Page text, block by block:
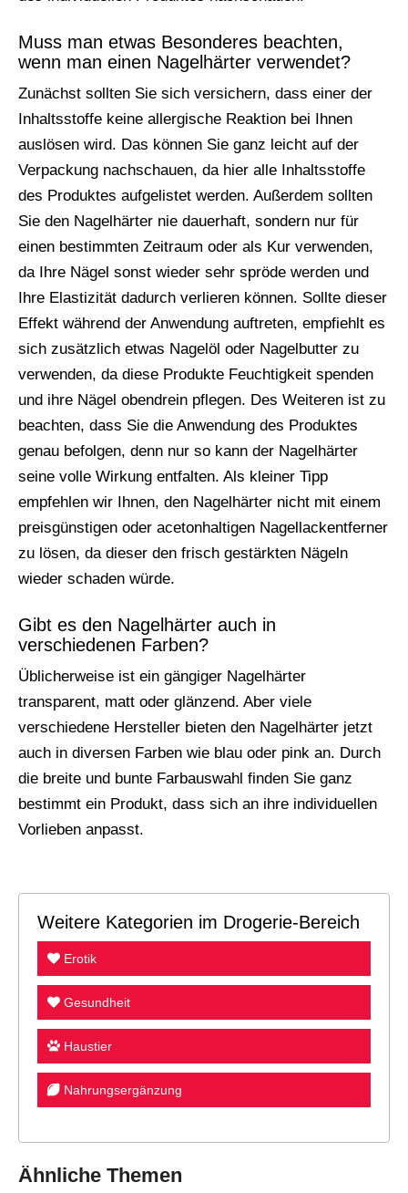
Muss man etwas Besonderes beachten,
wenn man einen Nagelhärter verwendet?
Zunächst sollten Sie sich versichern, dass einer der
Inhaltsstoffe keine allergische Reaktion bei Ihnen
auslösen wird. Das können Sie ganz leicht auf der
Verpackung nachschauen, da hier alle Inhaltsstoffe
des Produktes aufgelistet werden. Außerdem sollten
Sie den Nagelhärter nie dauerhaft, sondern nur für
einen bestimmten Zeitraum oder als Kur verwenden,
da Ihre Nägel sonst wieder sehr spröde werden und
Ihre Elastizität dadurch verlieren können. Sollte dieser
Effekt während der Anwendung auftreten, empfiehlt es
sich zusätzlich etwas Nagelöl oder Nagelbutter zu
verwenden, da diese Produkte Feuchtigkeit spenden
und ihre Nägel obendrein pflegen. Des Weiteren ist zu
beachten, dass Sie die Anwendung des Produktes
genau befolgen, denn nur so kann der Nagelhärter
seine volle Wirkung entfalten. Als kleiner Tipp
empfehlen wir Ihnen, den Nagelhärter nicht mit einem
preisgünstigen oder acetonhaltigen Nagellackentferner
zu lösen, da dieser den frisch gestärkten Nägeln
wieder schaden würde.
Gibt es den Nagelhärter auch in
verschiedenen Farben?
Üblicherweise ist ein gängiger Nagelhärter
transparent, matt oder glänzend. Aber viele
verschiedene Hersteller bieten den Nagelhärter jetzt
auch in diversen Farben wie blau oder pink an. Durch
die breite und bunte Farbauswahl finden Sie ganz
bestimmt ein Produkt, dass sich an ihre individuellen
Vorlieben anpasst.
Weitere Kategorien im Drogerie-Bereich
Erotik
Gesundheit
Haustier
Nahrungsergänzung
Ähnliche Themen